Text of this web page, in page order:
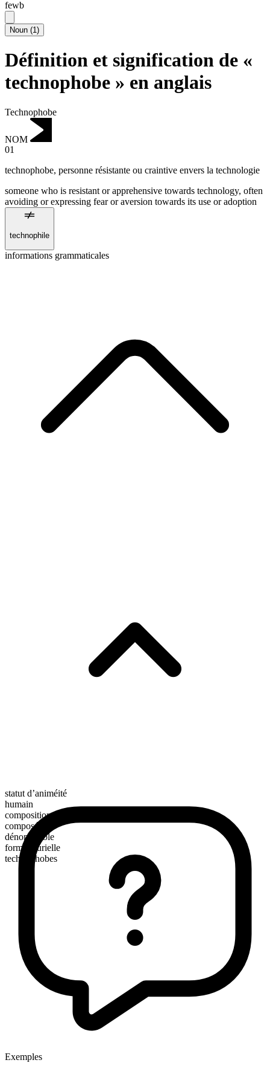
fewb
Noun (1)
Définition et signification de «
technophobe » en anglais
Technophobe
NOM
01
technophobe, personne résistante ou craintive envers la technologie
someone who is resistant or apprehensive towards technology, often
avoiding or expressing fear or aversion towards its use or adoption
technophile
informations grammaticales
statut d’animéité
humain
composition morphologique
composé
dénombrable
forme plurielle
technophobes
Exemples